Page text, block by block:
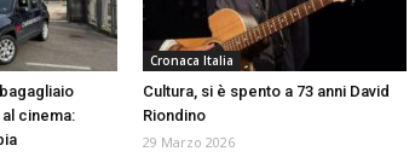
cinema:
Cronaca Italia
Cultura, si è spento a 73 anni David
Riondino
29 Marzo 2026